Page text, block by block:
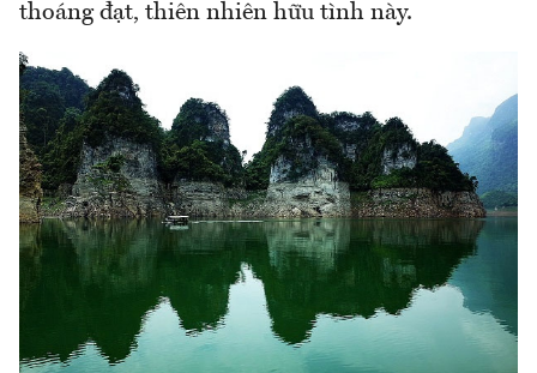
thoáng đạt, thiên nhiên hữu tình này.